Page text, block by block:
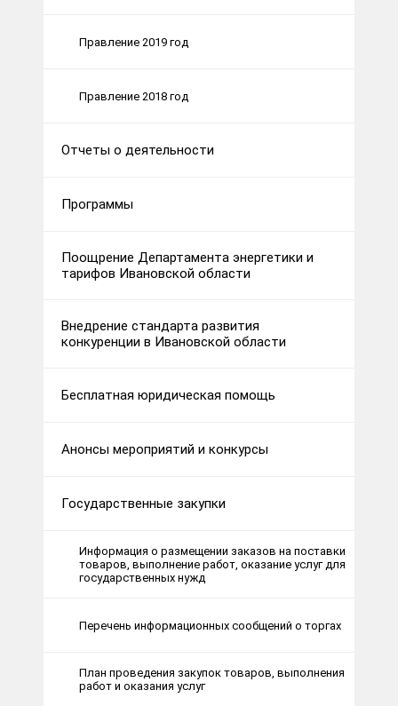
Правление 2019 год
Правление 2018 год
Отчеты о деятельности
Программы
Поощрение Департамента энергетики и
тарифов Ивановской области
Внедрение стандарта развития
конкуренции в Ивановской области
Бесплатная юридическая помощь
Анонсы мероприятий и конкурсы
Государственные закупки
Информация о размещении заказов на поставки
товаров, выполнение работ, оказание услуг для
государственных нужд
Перечень информационных сообщений о торгах
План проведения закупок товаров, выполнения
работ и оказания услуг